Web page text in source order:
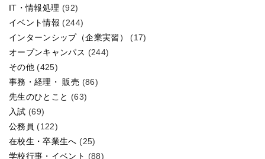
IT・情報処理 (92)
イベント情報 (244)
インターンシップ（企業実習）
(17)
オープンキャンパス (244)
その他 (425)
事務・経理・ 販売 (86)
先生のひとこと (63)
入試 (69)
公務員 (122)
在校生・卒業生へ (25)
学校行事・イベント (88)